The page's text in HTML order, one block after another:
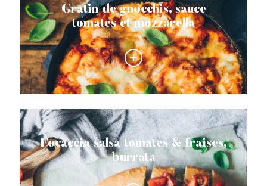
Gratin de gnocchis, sauce
tomates et mozzarella
Focaccia salsa tomates & fraises,
burrata